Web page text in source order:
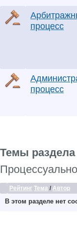
процесс
процесс
Темы раздела
Рейтинг Тема / Автор
В этом разделе нет